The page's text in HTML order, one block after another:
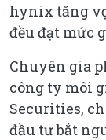
hynix tăng
đều đạt mức
Chuyên gia
công ty môi
Securities,
đầu tư bắt